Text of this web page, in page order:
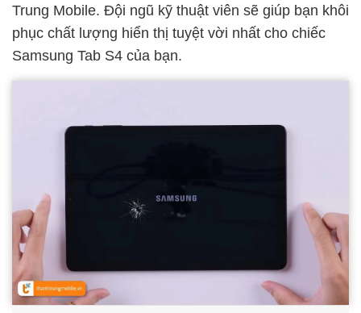
Trung Mobile. Đội ngũ kỹ thuật viên sẽ giúp bạn khôi
phục chất lượng hiển thị tuyệt vời nhất cho chiếc
Samsung Tab S4 của bạn.